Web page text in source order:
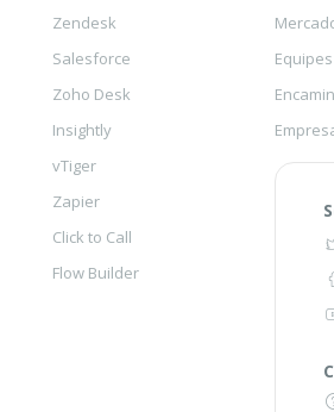
Zendesk
Salesforce
Zoho Desk
Insightly
vTiger
Zapier
Click to Call
Flow Builder